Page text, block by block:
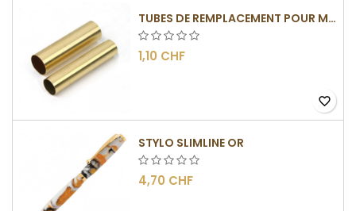
TUBES DE REMPLACEMENT POUR MÉCANISMES SLIMLINE
1,10 CHF
favorite_border
STYLO SLIMLINE OR
4,70 CHF